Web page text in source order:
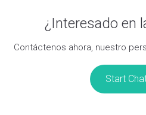
¿Interesado en
Contáctenos ahora, nuestro
Start